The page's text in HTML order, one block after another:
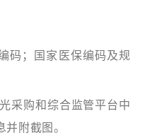
码；国家医保编码及规
采购和综合监管平台中
附截图。